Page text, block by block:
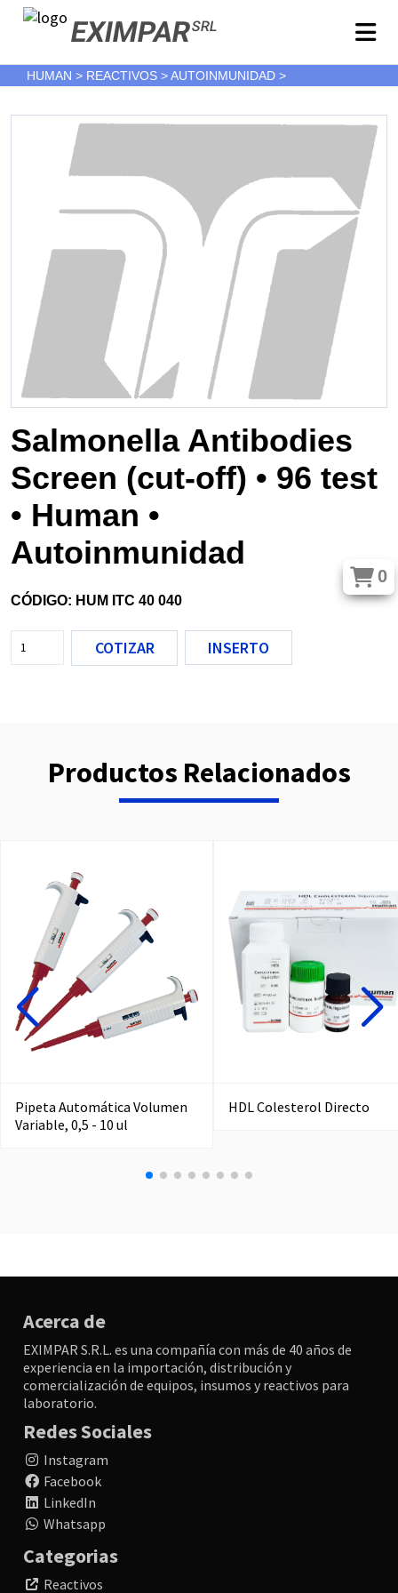
EXIMPARSRL
HUMAN > REACTIVOS > AUTOINMUNIDAD >
Salmonella Antibodies
Screen (cut-off) • 96 test
• Human •
Autoinmunidad
CÓDIGO: HUM ITC 40 040
COTIZAR INSERTO
Productos Relacionados
Pipeta Automática Volumen
Variable, 0,5 - 10 ul
HDL Colesterol Directo
0
Acerca de
EXIMPAR S.R.L. es una compañía con más de 40 años de
experiencia en la importación, distribución y
comercialización de equipos, insumos y reactivos para
laboratorio.
Redes Sociales
Instagram
Facebook
LinkedIn
Whatsapp
Categorias
Reactivos